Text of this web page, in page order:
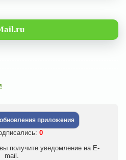
приложения
0
получите уведомление на E-
mail.